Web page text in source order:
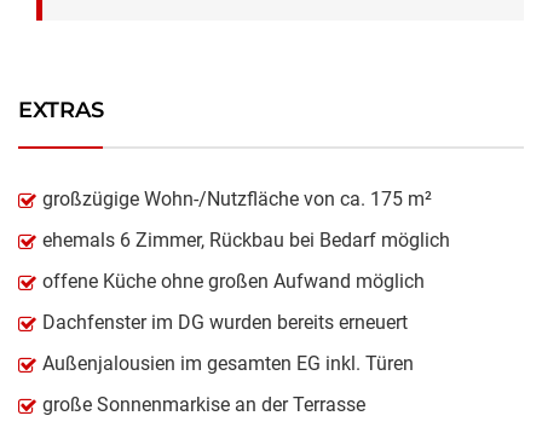
EXTRAS
großzügige Wohn-/Nutzfläche von ca. 175 m²
ehemals 6 Zimmer, Rückbau bei Bedarf möglich
offene Küche ohne großen Aufwand möglich
Dachfenster im DG wurden bereits erneuert
Außenjalousien im gesamten EG inkl. Türen
große Sonnenmarkise an der Terrasse